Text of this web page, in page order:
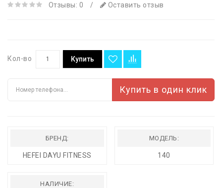
Отзывы: 0
/ Оставить отзыв
Кол-во Купить
Купить в один клик
БРЕНД:
HEFEI DAYU FITNESS
МОДЕЛЬ:
140
НАЛИЧИЕ: